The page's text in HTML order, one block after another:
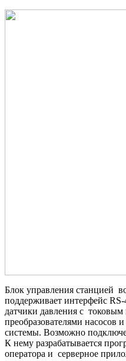
Блок управления станцией
поддерживает интерфейс
датчики давления с
преобразователями насосов
системы. Возможно
К нему разрабатывается
оператора и серверное